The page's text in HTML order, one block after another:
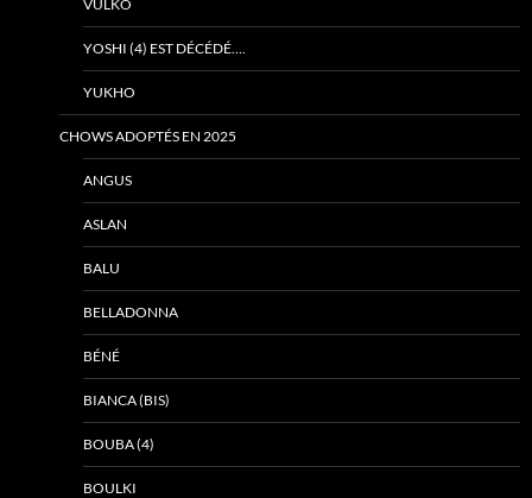
VULKO
YOSHI (4) EST DÉCÉDÉ….
YUKHO
CHOWS ADOPTÉS EN 2025
ANGUS
ASLAN
BALU
BELLADONNA
BÉNÉ
BIANCA (BIS)
BOUBA (4)
BOULKI